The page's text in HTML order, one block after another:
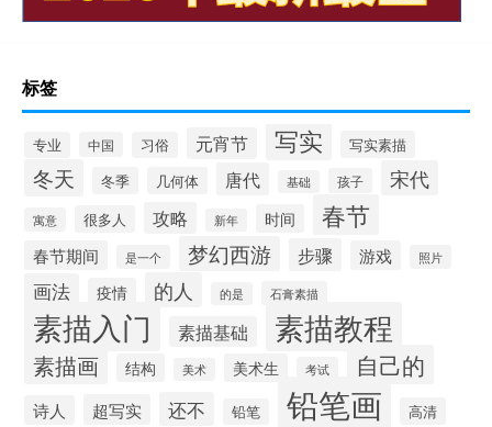
标签
专业 中国 习俗 元宵节 写实 写实素描
冬天 冬季 几何体 唐代 基础 孩子 宋代
寓意 很多人 攻略 新年 时间 春节
春节期间 是一个 梦幻西游 步骤 游戏 照片
画法 疫情 的人 的是 石膏素描
素描入门 素描基础 素描教程
素描画 结构 美术 美术生 考试 自己的
诗人 超写实 还不 铅笔 铅笔画 高清